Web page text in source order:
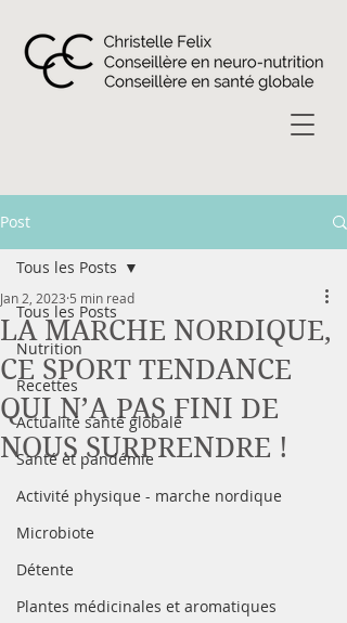
Post
Tous les Posts
Nutrition
Recettes
Actualité santé globale
Santé et pandémie
Activité physique - marche nordique
Microbiote
Détente
Plantes médicinales et aromatiques
Tous les Posts
LA MARCHE NORDIQUE,
CE SPORT TENDANCE
QUI N’A PAS FINI DE
NOUS SURPRENDRE !
Jan 2, 2023 5 min read